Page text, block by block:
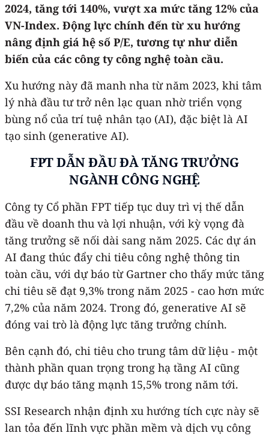
2024, tăng tới 140%, vượt xa mức tăng 12% của
VN-Index. Động lực chính đến từ xu hướng
nâng định giá hệ số P/E, tương tự như diễn
biến của các công ty công nghệ toàn cầu.
Xu hướng này đã manh nha từ năm 2023, khi tâm
lý nhà đầu tư trở nên lạc quan nhờ triển vọng
bùng nổ của trí tuệ nhân tạo (AI), đặc biệt là AI
tạo sinh (generative AI).
FPT DẪN ĐẦU ĐÀ TĂNG TRƯỞNG
NGÀNH CÔNG NGHỆ
Công ty Cổ phần FPT tiếp tục duy trì vị thế dẫn
đầu về doanh thu và lợi nhuận, với kỳ vọng đà
tăng trưởng sẽ nối dài sang năm 2025. Các dự án
AI đang thúc đẩy chi tiêu công nghệ thông tin
toàn cầu, với dự báo từ Gartner cho thấy mức tăng
chi tiêu sẽ đạt 9,3% trong năm 2025 - cao hơn mức
7,2% của năm 2024. Trong đó, generative AI sẽ
đóng vai trò là động lực tăng trưởng chính.
Bên cạnh đó, chi tiêu cho trung tâm dữ liệu - một
thành phần quan trọng trong hạ tầng AI cũng
được dự báo tăng mạnh 15,5% trong năm tới.
SSI Research nhận định xu hướng tích cực này sẽ
lan tỏa đến lĩnh vực phần mềm và dịch vụ công